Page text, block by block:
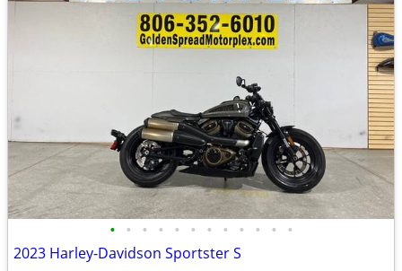
• • • • • • • • • • • •
2023 Harley-Davidson Sportster S